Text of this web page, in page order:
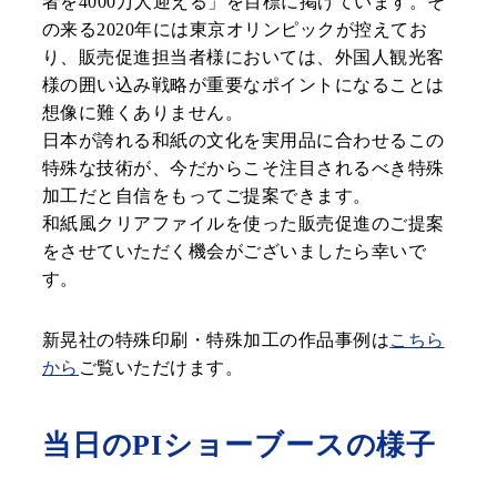
の来る2020年には東京オリンピックが控えてお
り、販売促進担当者様においては、外国人観光客
様の囲い込み戦略が重要なポイントになることは
想像に難くありません。
日本が誇れる和紙の文化を実用品に合わせるこの
特殊な技術が、今だからこそ注目されるべき特殊
加工だと自信をもってご提案できます。
和紙風クリアファイルを使った販売促進のご提案
をさせていただく機会がございましたら幸いで
す。
新晃社の特殊印刷・特殊加工の作品事例はこちら
から ご覧いただけます。
当日のPIショーブースの様子